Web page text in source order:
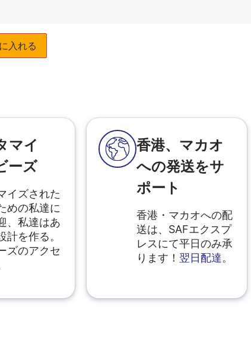
入れる
マイ
ーズ
イズされた
めの私達に
、私達はあ
計を作る。
ズのアクセ
香港、マカオ
への発送をサ
ポート
香港・マカオへの配
送は、SAFエクスプ
レスにて平日のみ承
ります！ 翌日配達。